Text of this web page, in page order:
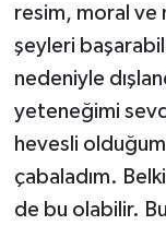
resim, moral
şeyleri
nedeniyle
yeteneğimi
hevesli
çabaladım.
de bu olabilir.